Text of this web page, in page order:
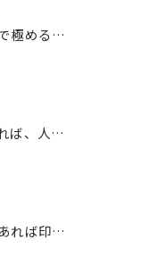
高崎の理容室で極めるメンズカット技術
【髪型が変われば、人生が変わる。
「髪に動きがあれば印象は変わる！」